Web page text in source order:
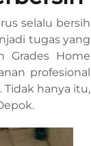
selalu bersih
tugas yang
Grades Home
profesional
hanya itu,